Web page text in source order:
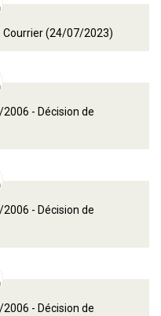
Courrier (24/07/2023)
- Décision de
- Décision de
- Décision de